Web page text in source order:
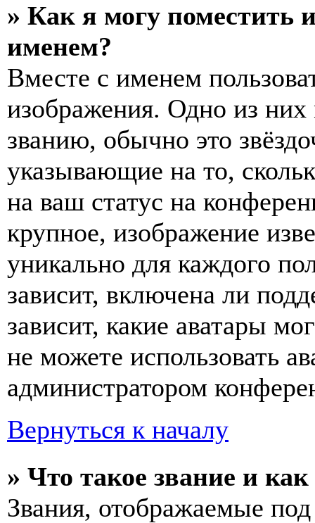
» Как я могу поместить
именем?
Вместе с именем
изображения. Одно из
званию, обычно это
указывающие на то,
на ваш статус на
крупное, изображение
уникально для каждого
зависит, включена ли
зависит, какие аватары
не можете использовать
администратором
Вернуться к началу
» Что такое звание и
Звания, отображаемые